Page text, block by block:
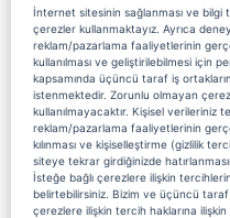
İnternet sitesinin sağlanması ve bilgi
çerezler kullanmaktayız. Ayrıca
reklam/pazarlama faaliyetlerinin
kullanılması ve geliştirilebilmesi için
kapsamında üçüncü taraf iş
istenmektedir. Zorunlu olmayan
kullanılmayacaktır. Kişisel verileriniz
reklam/pazarlama faaliyetlerinin
kılınması ve kişiselleştirme (gizlilik
siteye tekrar girdiğinizde
İsteğe bağlı çerezlere ilişkin
belirtebilirsiniz. Bizim ve üçüncü taraf
çerezlere ilişkin tercih haklarına ilişkin